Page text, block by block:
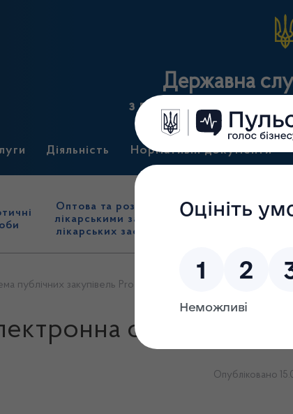
Державна
з лікарських засобів та
Діяльність Нормативні документи
Оптова та роздрібна торгівля
лікарськими засобами, імпорт
лікарських засобів (крім АФІ)
публічних закупівель Prozorro
система
Опубліковано